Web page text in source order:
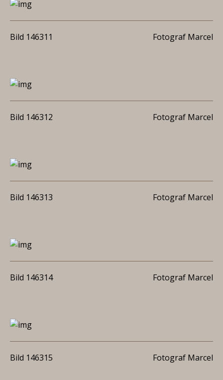
Bild 146311 Fotograf Marcel
Bild 146312 Fotograf Marcel
Bild 146313 Fotograf Marcel
Bild 146314 Fotograf Marcel
Bild 146315 Fotograf Marcel